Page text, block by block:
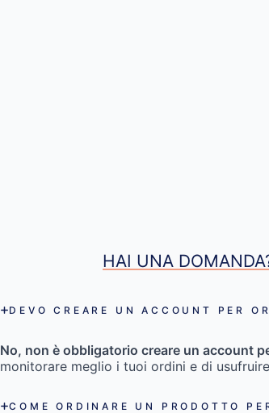
HAI UNA
DEVO CREARE UN ACCOUNT PER
No, non è obbligatorio creare un account
monitorare meglio i tuoi ordini e di
COME ORDINARE UN PRODOTTO